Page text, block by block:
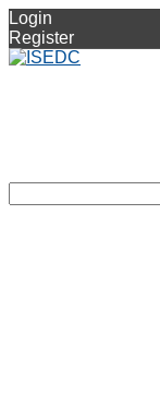
Login
Register